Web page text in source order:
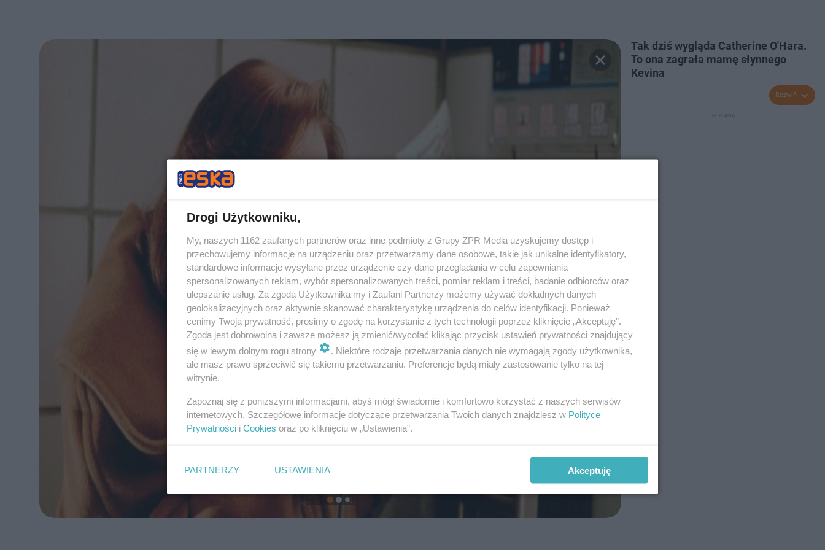
Tak dziś wygląda Catherine O'Hara.
To ona zagrała mamę słynnego
Kevina
Rozwiń
Drogi Użytkowniku,
My, naszych 1162 zaufanych partnerów oraz inne podmioty z Grupy ZPR Media uzyskujemy dostęp i
przechowujemy informacje na urządzeniu oraz przetwarzamy dane osobowe, takie jak unikalne identyfikatory,
standardowe informacje wysyłane przez urządzenie czy dane przeglądania w celu zapewniania
spersonalizowanych reklam, wybór spersonalizowanych treści, pomiar reklam i treści, badanie odbiorców oraz
ulepszanie usług. Za zgodą Użytkownika my i Zaufani Partnerzy możemy używać dokładnych danych
geolokalizacyjnych oraz aktywnie skanować charakterystykę urządzenia do celów identyfikacji. Ponieważ
cenimy Twoją prywatność, prosimy o zgodę na korzystanie z tych technologii poprzez kliknięcie „Akceptuję”.
Zgoda jest dobrowolna i zawsze możesz ją zmienić/wycofać klikając przycisk ustawień prywatności znajdujący
się w lewym dolnym rogu strony
. Niektóre rodzaje przetwarzania danych nie wymagają zgody użytkownika,
ale masz prawo sprzeciwić się takiemu przetwarzaniu. Preferencje będą miały zastosowanie tylko na tej
witrynie.
Zapoznaj się z poniższymi informacjami, abyś mógł świadomie i komfortowo korzystać z naszych serwisów
internetowych. Szczegółowe informacje dotyczące przetwarzania Twoich danych znajdziesz w Polityce
Prywatności i Cookies oraz po kliknięciu w „Ustawienia”.
PARTNERZY USTAWIENIA Akceptuję